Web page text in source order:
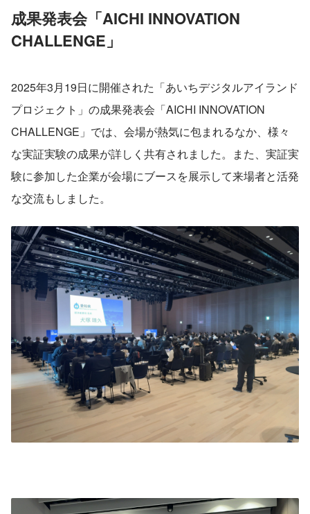
成果発表会「AICHI INNOVATION
CHALLENGE」
2025年3月19日に開催された「あいちデジタルアイランド
プロジェクト」の成果発表会「AICHI INNOVATION
CHALLENGE」では、会場が熱気に包まれるなか、様々
な実証実験の成果が詳しく共有されました。また、実証実
験に参加した企業が会場にブースを展示して来場者と活発
な交流もしました。